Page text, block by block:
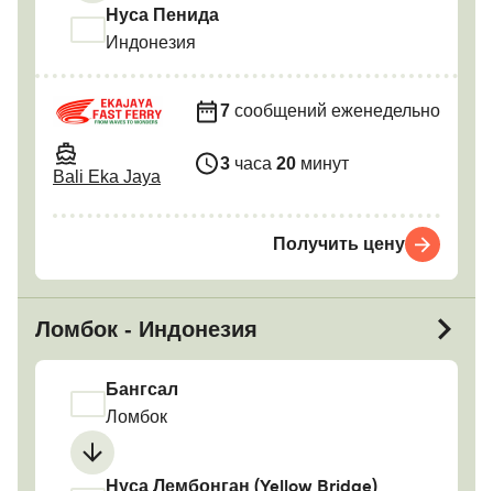
Нуса Пенида
Индонезия
Bali Eka Jaya
7 сообщений еженедельно
3 часа 20 минут
Получить цену
Ломбок - Индонезия
Бангсал
Ломбок